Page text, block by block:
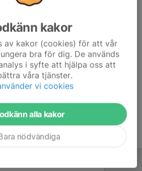
spelats och vårt damlag i division 1
av stapeln nästa söndag den 15
Padelborgen...
kakor
av kakor (cookies) för att vår
bra för dig. De används
i syfte att hjälpa oss att
våra tjänster.
vi cookies
alla kakor
nödvändiga